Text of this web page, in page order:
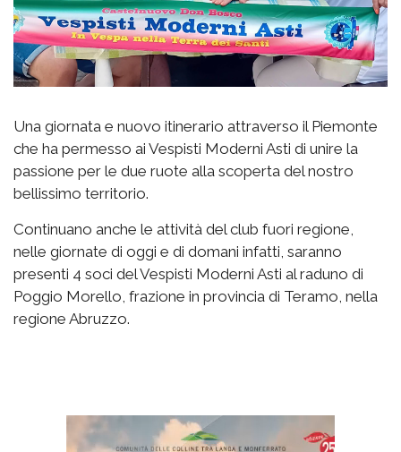
Una giornata e nuovo itinerario attraverso il Piemonte
che ha permesso ai Vespisti Moderni Asti di unire la
passione per le due ruote alla scoperta del nostro
bellissimo territorio.
Continuano anche le attività del club fuori regione,
nelle giornate di oggi e di domani infatti, saranno
presenti 4 soci del Vespisti Moderni Asti al raduno di
Poggio Morello, frazione in provincia di Teramo, nella
regione Abruzzo.